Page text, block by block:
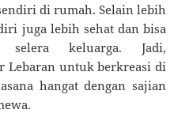
di rumah. Selain lebih
juga lebih sehat dan bisa
selera keluarga. Jadi,
Lebaran untuk berkreasi di
hangat dengan sajian